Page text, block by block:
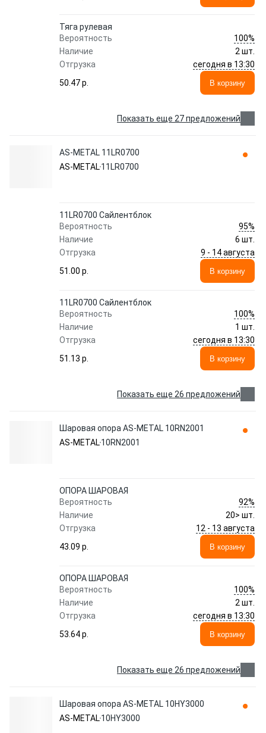
Тяга рулевая
Вероятность
100%
Наличие
2 шт.
Отгрузка
сегодня в 13:30
50.47 p.
В корзину
Показать еще 27 предложений
AS-METAL 11LR0700
AS-METAL11LR0700
11LR0700 Сайлентблок
Вероятность
95%
Наличие
6 шт.
Отгрузка
9 - 14 августа
51.00 p.
В корзину
11LR0700 Сайлентблок
Вероятность
100%
Наличие
1 шт.
Отгрузка
сегодня в 13:30
51.13 p.
В корзину
Показать еще 26 предложений
Шаровая опора AS-METAL 10RN2001
AS-METAL10RN2001
ОПОРА ШАРОВАЯ
Вероятность
92%
Наличие
20> шт.
Отгрузка
12 - 13 августа
43.09 p.
В корзину
ОПОРА ШАРОВАЯ
Вероятность
100%
Наличие
2 шт.
Отгрузка
сегодня в 13:30
53.64 p.
В корзину
Показать еще 26 предложений
Шаровая опора AS-METAL 10HY3000
AS-METAL10HY3000